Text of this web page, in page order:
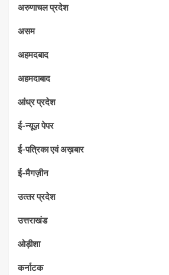
अरुणाचल प्रदेश
असम
अहमदबाद
अहमदाबाद
आंध्र प्रदेश
ई-न्यूज़ पेपर
ई-पत्रिका एवं अख़बार
ई-मैगज़ीन
उत्‍तर प्रदेश
उत्तराखंड
ओड़ीशा
कर्नाटक